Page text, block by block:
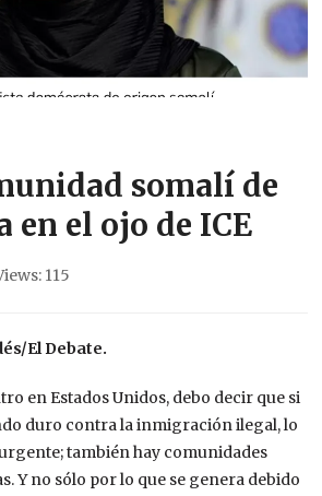
somalí de
en el ojo de ICE
115
El Debate.
en Estados Unidos, debo decir que si
duro contra la inmigración ilegal, lo
también hay comunidades
Y no sólo por lo que se genera debido